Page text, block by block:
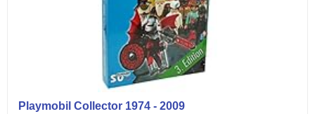
Playmobil Collector 1974 - 2009